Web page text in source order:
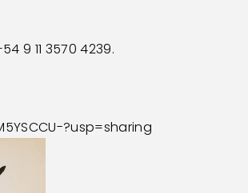
9 11 3570 4239.
?usp=sharing